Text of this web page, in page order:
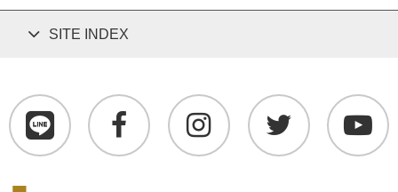
SITE INDEX